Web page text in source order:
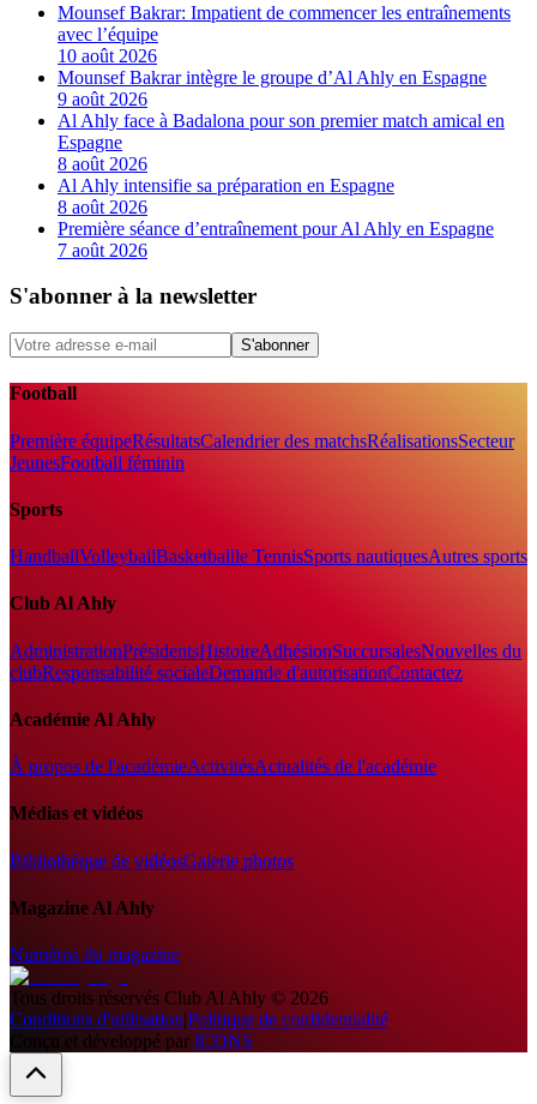
Mounsef Bakrar: Impatient de commencer les entraînements
avec l’équipe
10 août 2026
Mounsef Bakrar intègre le groupe d’Al Ahly en Espagne
9 août 2026
Al Ahly face à Badalona pour son premier match amical en
Espagne
8 août 2026
Al Ahly intensifie sa préparation en Espagne
8 août 2026
Première séance d’entraînement pour Al Ahly en Espagne
7 août 2026
S'abonner à la newsletter
S'abonner
Football
Première équipeRésultatsCalendrier des matchsRéalisationsSecteur
JeunesFootball féminin
Sports
HandballVolleyballBasketballle TennisSports nautiquesAutres sports
Club Al Ahly
AdministrationPrésidentsHistoireAdhésionSuccursalesNouvelles du
clubResponsabilité socialeDemande d'autorisationContactez
Académie Al Ahly
À propos de l'académieActivitésActualités de l'académie
Médias et vidéos
Bibliothèque de vidéosGalerie photos
Magazine Al Ahly
Numéros du magazine
Tous droits réservés Club Al Ahly © 2026
Conditions d'utilisation|Politique de confidentialité
Conçu et développé par ICONS